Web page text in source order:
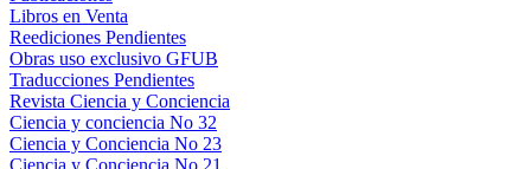
Libros en Venta
Reediciones Pendientes
Obras uso exclusivo GFUB
Traducciones Pendientes
Revista Ciencia y Conciencia
Ciencia y conciencia No 32
Ciencia y Conciencia No 23
Ciencia y Conciencia No 21